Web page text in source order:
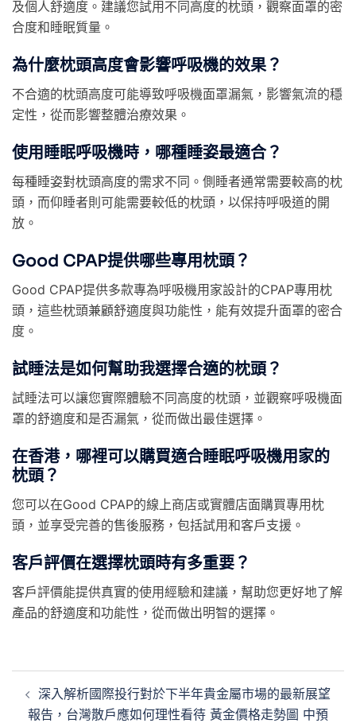
及個人舒適度。建議您試用不同高度的枕頭，觀察面罩的密
合度和睡眠質量。
為什麼枕頭高度會影響呼吸機的效果？
不合適的枕頭高度可能導致呼吸機面罩漏氣，影響氣流的穩
定性，從而影響整體治療效果。
使用睡眠呼吸機時，哪種睡姿最適合？
每種睡姿對枕頭高度的需求不同。側睡者通常需要較高的枕
頭，而仰睡者則可能需要較低的枕頭，以保持呼吸道的開
放。
Good CPAP提供哪些專用枕頭？
Good CPAP提供多款專為呼吸機用家設計的CPAP專用枕
頭，這些枕頭兼顧舒適度與功能性，能有效提升面罩的密合
度。
試睡法是如何幫助我選擇合適的枕頭？
試睡法可以讓您實際體驗不同高度的枕頭，並觀察呼吸機面
罩的舒適度和是否漏氣，從而做出最佳選擇。
在香港，哪裡可以購買適合睡眠呼吸機用家的
枕頭？
您可以在Good CPAP的線上商店或實體店面購買專用枕
頭，並享受完善的售後服務，包括試用和客戶支援。
客戶評價在選擇枕頭時有多重要？
客戶評價能提供真實的使用經驗和建議，幫助您更好地了解
產品的舒適度和功能性，從而做出明智的選擇。
深入解析國際投行對於下半年貴金屬市場的最新展望
報告，台灣散戶應如何理性看待 黃金價格走勢圖 中預